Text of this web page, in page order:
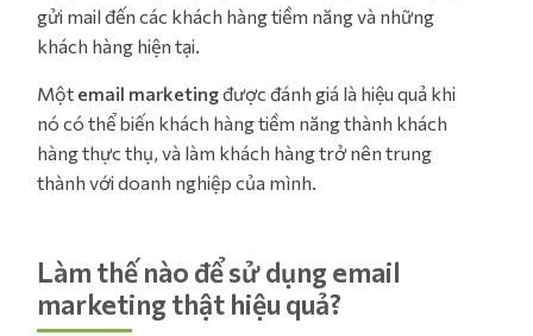
gửi mail đến các khách hàng tiềm năng và những
khách hàng hiện tại.
Một email marketingđược đánh giá là hiệu quả khi
nó có thể biến khách hàng tiềm năng thành khách
hàng thực thụ, và làm khách hàng trở nên trung
thành với doanh nghiệp của mình.
Làm thế nào để sử dụng email
marketing thật hiệu quả?